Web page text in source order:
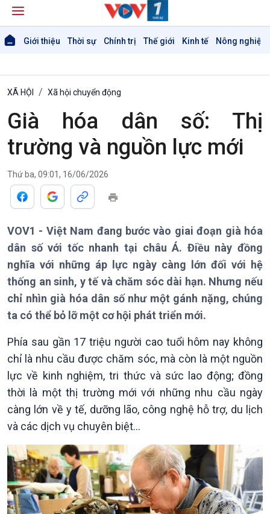
Giới thiệu Thời sự Chính trị Thế giới Kinh tế Nông nghiệp
Giới thiệu
Thời sự 21h30
Bản tin
Chuyên mục
Theo dòng Thời sự
Chính trị
Chính phủ với người dân
Quốc hội với cử tri
Xây dựng đảng
Đảng trong cuộc sống
Pháp luật và đời sống
Thế giới
Tin thế giới
Vấn đề quốc tế
Hồ sơ sự kiện quốc tế
Thế giới & Việt Nam
XÃ HỘI Xã hội chuyển động
Già hóa dân số: Thị
trường và nguồn lực mới
Thứ ba, 09:01, 16/06/2026
VOV1 - Việt Nam đang bước vào giai đoạn già hóa
dân số với tốc nhanh tại châu Á. Điều này đồng
nghĩa với những áp lực ngày càng lớn đối với hệ
thống an sinh, y tế và chăm sóc dài hạn. Nhưng nếu
chỉ nhìn già hóa dân số như một gánh nặng, chúng
ta có thể bỏ lỡ một cơ hội phát triển mới.
Phía sau gần 17 triệu người cao tuổi hôm nay không
chỉ là nhu cầu được chăm sóc, mà còn là một nguồn
lực về kinh nghiệm, tri thức và sức lao động; đồng
thời là một thị trường mới với những nhu cầu ngày
càng lớn về y tế, dưỡng lão, công nghệ hỗ trợ, du lịch
và các dịch vụ chuyên biệt…